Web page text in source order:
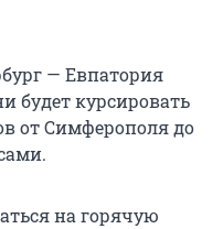
— Евпатория
будет курсировать
от Симферополя до
на горячую